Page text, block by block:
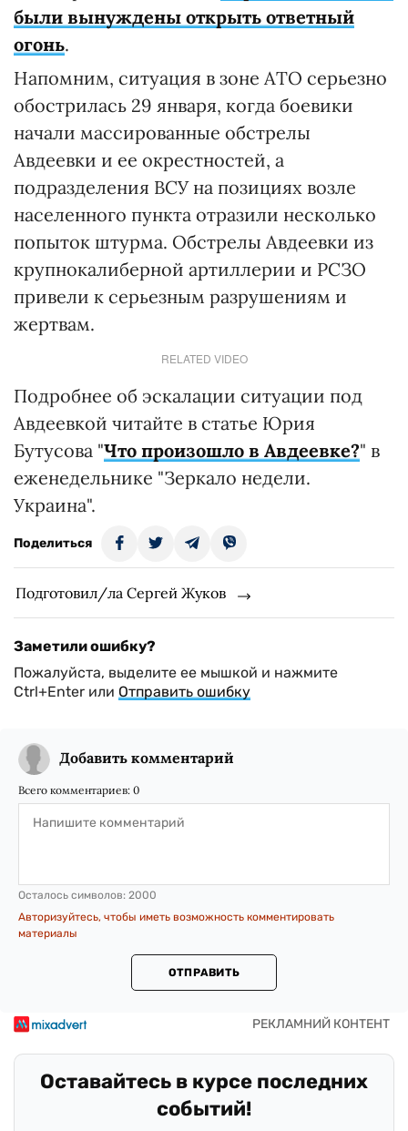
были вынуждены открыть ответный
огонь.
Напомним, ситуация в зоне АТО серьезно
обострилась 29 января, когда боевики
начали массированные обстрелы
Авдеевки и ее окрестностей, а
подразделения ВСУ на позициях возле
населенного пункта отразили несколько
попыток штурма. Обстрелы Авдеевки из
крупнокалиберной артиллерии и РСЗО
привели к серьезным разрушениям и
жертвам.
RELATED VIDEO
Подробнее об эскалации ситуации под
Авдеевкой читайте в статье Юрия
Бутусова "Что произошло в Авдеевке?" в
еженедельнике "Зеркало недели.
Украина".
Поделиться
Подготовил/ла Сергей Жуков
Заметили ошибку?
Пожалуйста, выделите ее мышкой и нажмите
Ctrl+Enter или Отправить ошибку
Добавить комментарий
Всего комментариев: 0
Осталось символов: 2000
Авторизуйтесь, чтобы иметь возможность комментировать
материалы
ОТПРАВИТЬ
Оставайтесь в курсе последних
событий!